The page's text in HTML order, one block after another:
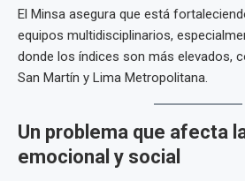
El Minsa asegura que está
equipos multidisciplinarios,
donde los índices son más elevados,
San Martín y Lima Metropolitana.
Un problema que afecta
emocional y social